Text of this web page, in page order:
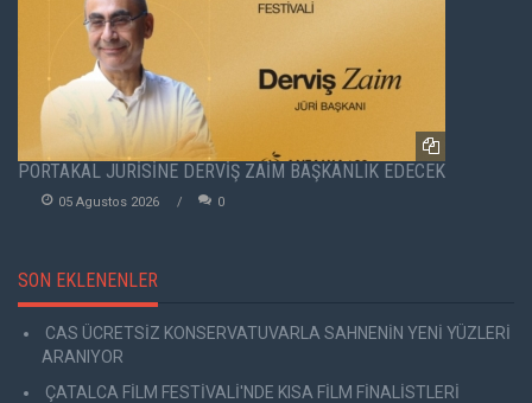
PORTAKAL JÜRİSİNE DERVİŞ ZAİM BAŞKANLIK EDECEK
05 Agustos 2026 0
SON EKLENENLER
CAS ÜCRETSİZ KONSERVATUVARLA SAHNENİN YENİ YÜZLERİ
ARANIYOR
ÇATALCA FİLM FESTİVALİ'NDE KISA FİLM FİNALİSTLERİ